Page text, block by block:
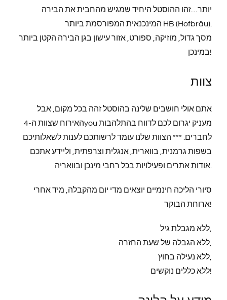
יותר…זהו ההוסטל היחיד שמגיש מהחבית את הבירה
המינכנאית המפורסמת ביותר HB (Hofbräu).
מסך גדול, מוזיקה, ספורט, אזור עישון בגן הבירה הקטן ביותר
במינכן!
צוות
אתם אולי חושבים שלינה בהוסטל זהה בכל מקום, אבל
האירוח שצוות ה-4you מעניק יגרום לכם לדווח בהתלהבות
לחברים. *** הצוות שלנו עומד לרשותכם לענות לשאלותיכם
בשפות גרמנית, בווארית, אנגלית וצרפתית, וליידע אתכם
סיורי הליכה חינמיים יוצאים מדי יום מהקבלה, מיד אחרי
ארוחת הבוקר!
ללא כללים נוקשים!